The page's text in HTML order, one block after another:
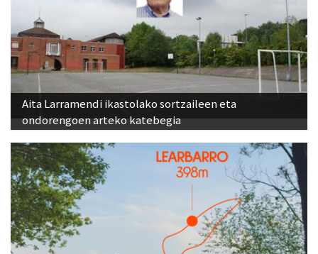
Aita Larramendi ikastolako sortzaileen eta
ondorengoen arteko katebegia